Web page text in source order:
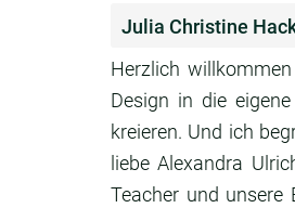
Julia Christine
Herzlich
Design in die
kreieren. Und ich
liebe Alexandra
Teacher und unsere